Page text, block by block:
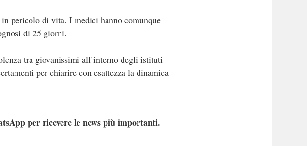
pericolo di vita. I medici hanno comunque
di 25 giorni.
tra giovanissimi all’interno degli istituti
per chiarire con esattezza la dinamica
per ricevere le news più importanti.